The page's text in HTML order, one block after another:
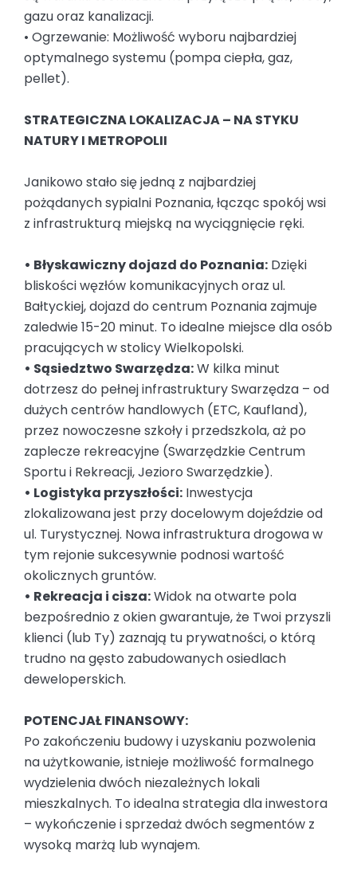
gazu oraz kanalizacji.
• Ogrzewanie: Możliwość wyboru najbardziej
optymalnego systemu (pompa ciepła, gaz,
pellet).
STRATEGICZNA LOKALIZACJA – NA STYKU
NATURY I METROPOLII
Janikowo stało się jedną z najbardziej
pożądanych sypialni Poznania, łącząc spokój wsi
z infrastrukturą miejską na wyciągnięcie ręki.
• Błyskawiczny dojazd do Poznania: Dzięki
bliskości węzłów komunikacyjnych oraz ul.
Bałtyckiej, dojazd do centrum Poznania zajmuje
zaledwie 15-20 minut. To idealne miejsce dla osób
pracujących w stolicy Wielkopolski.
• Sąsiedztwo Swarzędza:W kilka minut
dotrzesz do pełnej infrastruktury Swarzędza – od
dużych centrów handlowych (ETC, Kaufland),
przez nowoczesne szkoły i przedszkola, aż po
zaplecze rekreacyjne (Swarzędzkie Centrum
Sportu i Rekreacji, Jezioro Swarzędzkie).
• Logistyka przyszłości: Inwestycja
zlokalizowana jest przy docelowym dojeździe od
ul. Turystycznej. Nowa infrastruktura drogowa w
tym rejonie sukcesywnie podnosi wartość
okolicznych gruntów.
• Rekreacja i cisza:Widok na otwarte pola
bezpośrednio z okien gwarantuje, że Twoi przyszli
klienci (lub Ty) zaznają tu prywatności, o którą
trudno na gęsto zabudowanych osiedlach
deweloperskich.
POTENCJAŁ FINANSOWY:
Po zakończeniu budowy i uzyskaniu pozwolenia
na użytkowanie, istnieje możliwość formalnego
wydzielenia dwóch niezależnych lokali
mieszkalnych. To idealna strategia dla inwestora
– wykończenie i sprzedaż dwóch segmentów z
wysoką marżą lub wynajem.